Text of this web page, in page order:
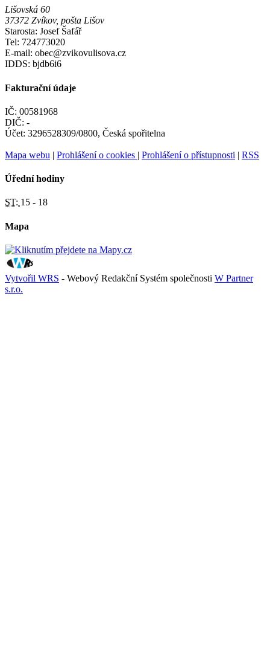
Lišovská 60
37372 Zvíkov, pošta Lišov
Starosta: Josef Šafář
Tel: 724773020
E-mail: obec@zvikovulisova.cz
IDDS: bjdb6i6
Fakturační údaje
IČ: 00581968
DIČ: -
Účet: 3296528309/0800, Česká spořitelna
Mapa webu | Prohlášení o cookies | Prohlášení o přístupnosti | RSS
Úřední hodiny
ST: 15 - 18
Mapa
Vytvořil WRS - Webový Redakční Systém společnosti W Partner
s.r.o.